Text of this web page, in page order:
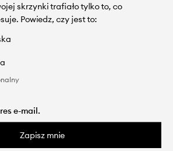
skrzynki trafiało tylko to, co
Powiedz, czy jest to:
Zapisz mnie